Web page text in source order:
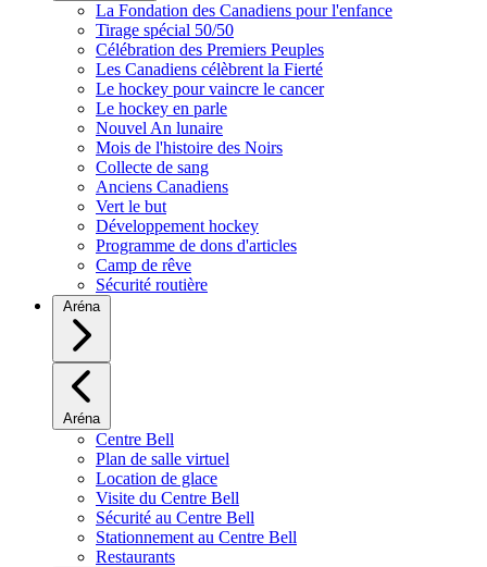
La Fondation des Canadiens pour l'enfance
Tirage spécial 50/50
Célébration des Premiers Peuples
Les Canadiens célèbrent la Fierté
Le hockey pour vaincre le cancer
Le hockey en parle
Nouvel An lunaire
Mois de l'histoire des Noirs
Collecte de sang
Anciens Canadiens
Vert le but
Développement hockey
Programme de dons d'articles
Camp de rêve
Sécurité routière
Aréna
Aréna
Centre Bell
Plan de salle virtuel
Location de glace
Visite du Centre Bell
Sécurité au Centre Bell
Stationnement au Centre Bell
Restaurants